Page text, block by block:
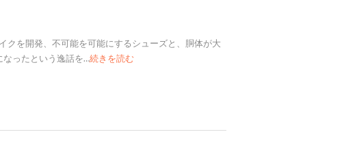
を開発、不可能を可能にするシューズと、胴体が大
ったという逸話を…続きを読む